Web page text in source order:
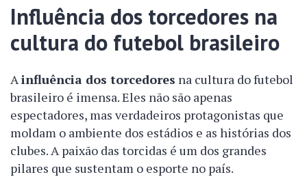
Influência dos torcedores na
cultura do futebol brasileiro
Ainfluência dos torcedores na cultura do futebol
brasileiro é imensa. Eles não são apenas
espectadores, mas verdadeiros protagonistas que
moldam o ambiente dos estádios e as histórias dos
clubes. A paixão das torcidas é um dos grandes
pilares que sustentam o esporte no país.